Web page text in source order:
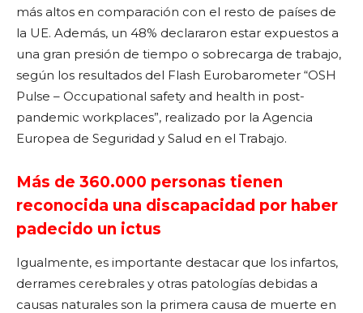
más altos en comparación con el resto de países de
la UE. Además, un 48% declararon estar expuestos a
una gran presión de tiempo o sobrecarga de trabajo,
según los resultados del Flash Eurobarometer “OSH
Pulse – Occupational safety and health in post-
pandemic workplaces”, realizado por la Agencia
Europea de Seguridad y Salud en el Trabajo.
Más de 360.000 personas tienen
reconocida una discapacidad por haber
padecido un ictus
Igualmente, es importante destacar que los infartos,
derrames cerebrales y otras patologías debidas a
causas naturales son la primera causa de muerte en